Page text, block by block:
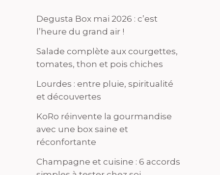
Degusta Box mai 2026 : c’est
l’heure du grand air !
Salade complète aux courgettes,
tomates, thon et pois chiches
Lourdes : entre pluie, spiritualité
et découvertes
KoRo réinvente la gourmandise
avec une box saine et
réconfortante
Champagne et cuisine : 6 accords